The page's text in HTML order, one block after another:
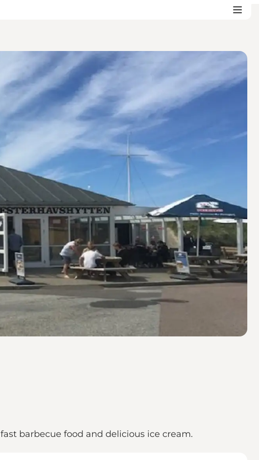
barbecue food and delicious ice cream.